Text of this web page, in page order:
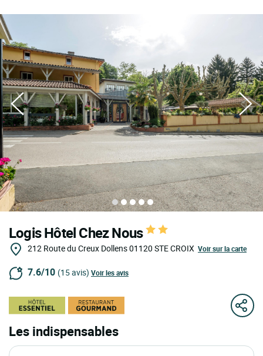
Logis Hôtel Chez Nous
212 Route du Creux Dollens01120 STE CROIX Voir sur la carte
7.6/10 (15 avis) Voir les avis
Les indispensables